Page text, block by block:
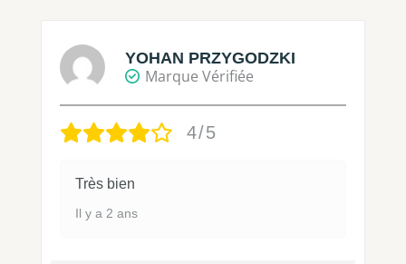
YOHAN PRZYGODZKI
Marque Vérifiée
4/5
Très bien
Il y a 2 ans